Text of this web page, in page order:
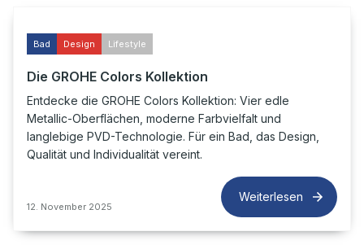
Bad Design Lifestyle
Die GROHE Colors Kollektion
Entdecke die GROHE Colors Kollektion: Vier edle
Metallic-Oberflächen, moderne Farbvielfalt und
langlebige PVD-Technologie. Für ein Bad, das Design,
Qualität und Individualität vereint.
12. November 2025
Weiterlesen